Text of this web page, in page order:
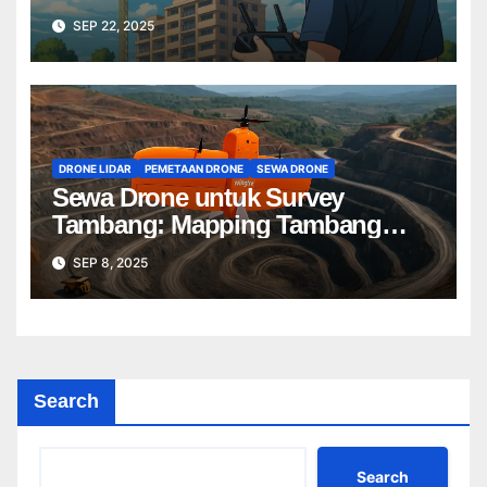
Terbaik untuk Proyek Anda
SEP 22, 2025
DRONE LIDAR PEMETAAN DRONE SEWA DRONE
Sewa Drone untuk Survey
Tambang: Mapping Tambang
Profesional Lebih Cepat & Akurat
SEP 8, 2025
Search
Search